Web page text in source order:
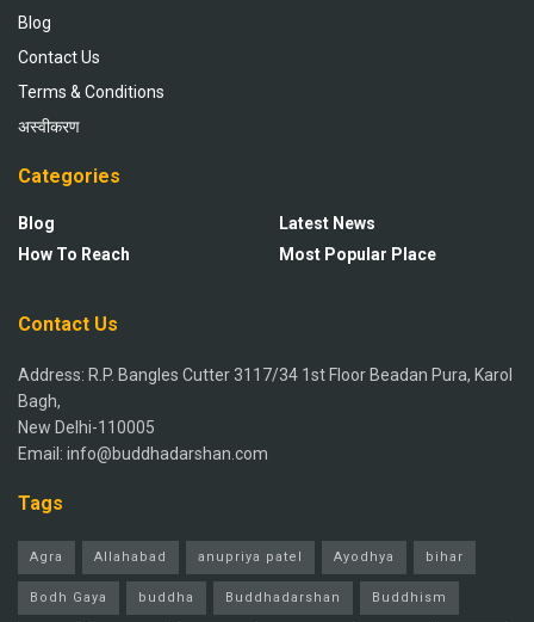
Blog
Contact Us
Terms & Conditions
अस्वीकरण
Categories
Blog
How To Reach
Latest News
Most Popular Place
Contact Us
Address: R.P. Bangles Cutter 3117/34 1st Floor Beadan Pura, Karol
Bagh,
New Delhi-110005
Email: info@buddhadarshan.com
Tags
Agra Allahabad anupriya patel Ayodhya bihar
Bodh Gaya buddha Buddhadarshan Buddhism